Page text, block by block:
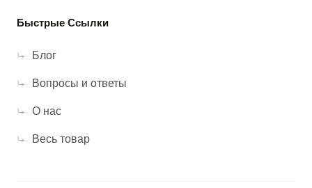
Быстрые Ссылки
Блог
Вопросы и ответы
О нас
Весь товар